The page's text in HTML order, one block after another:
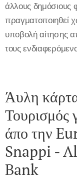
άλλους δημόσιους
πραγματοποιηθεί
υποβολή αίτησης
τους
Άυλη
Τουρισμός
άπο την
Snappi -
Bank